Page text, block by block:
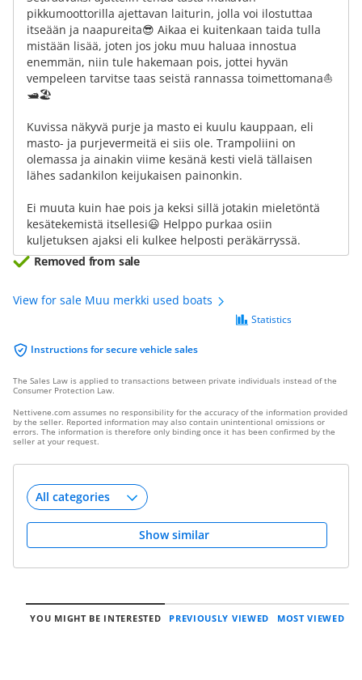
pikkumoottorilla ajettavan laiturin, jolla voi ilostuttaa
itseään ja naapureita😎 Aikaa ei kuitenkaan taida tulla
mistään lisää, joten jos joku muu haluaa innostua
enemmän, niin tule hakemaan pois, jottei hyvän
vempeleen tarvitse taas seistä rannassa toimettomana⛵
🛥🏖
Kuvissa näkyvä purje ja masto ei kuulu kauppaan, eli
masto- ja purjevermeitä ei siis ole. Trampoliini on
olemassa ja ainakin viime kesänä kesti vielä tällaisen
lähes sadankilon keijukaisen painonkin.
Ei muuta kuin hae pois ja keksi sillä jotakin mieletöntä
kesätekemistä itsellesi😃 Helppo purkaa osiin
kuljetuksen ajaksi eli kulkee helposti peräkärryssä.
Removed from sale
View for sale Muu merkki used boats
Instructions for secure vehicle sales
Statistics
The Sales Law is applied to transactions between private individuals instead of the
Consumer Protection Law.
Nettivene.com assumes no responsibility for the accuracy of the information provided
by the seller. Reported information may also contain unintentional omissions or
errors. The information is therefore only binding once it has been confirmed by the
seller at your request.
Show similar
YOU MIGHT BE INTERESTED PREVIOUSLY VIEWED MOST VIEWED